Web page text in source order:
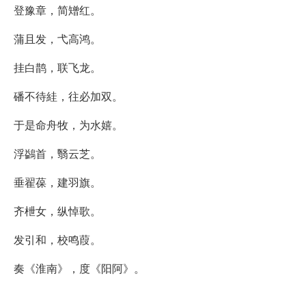
登豫章，简矰红。
蒲且发，弋高鸿。
挂白鹊，联飞龙。
磻不待絓，往必加双。
于是命舟牧，为水嬉。
浮鷁首，翳云芝。
垂翟葆，建羽旗。
齐枻女，纵悼歌。
发引和，校鸣葭。
奏《淮南》，度《阳阿》。